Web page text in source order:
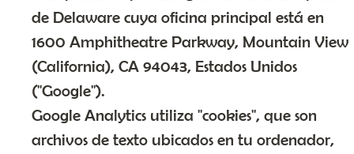
de Delaware cuya oficina principal está en
1600 Amphitheatre Parkway, Mountain View
(California), CA 94043, Estados Unidos
("Google").
Google Analytics utiliza "cookies", que son
archivos de texto ubicados en tu ordenador,